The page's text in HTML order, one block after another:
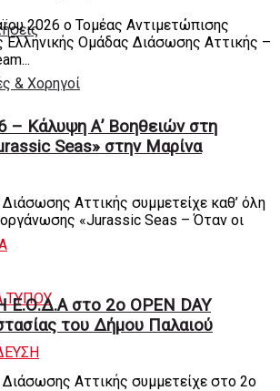
& Χορηγοί
ΤΥΠΟΥ
2026 ο Τομέας Αντιμετώπισης
Ομάδας Διάσωσης Αττικής –
Κάλυψη Α’ Βοηθειών στη
Seas» στην Μαρίνα
Αττικής συμμετείχε καθ’ όλη
«Jurassic Seas – Όταν οι
στο 2ο OPEN DAY
του Δήμου Παλαιού
Αττικής συμμετείχε στο 2ο